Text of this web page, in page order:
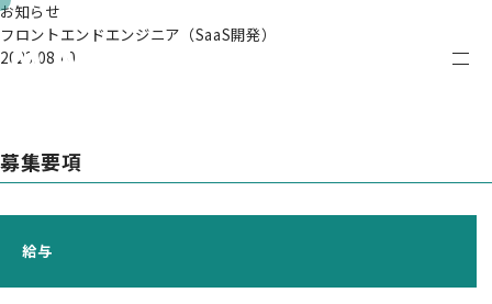
お知らせ
フロントエンドエンジニア（SaaS開発）
2023.08.10
募集要項
給与